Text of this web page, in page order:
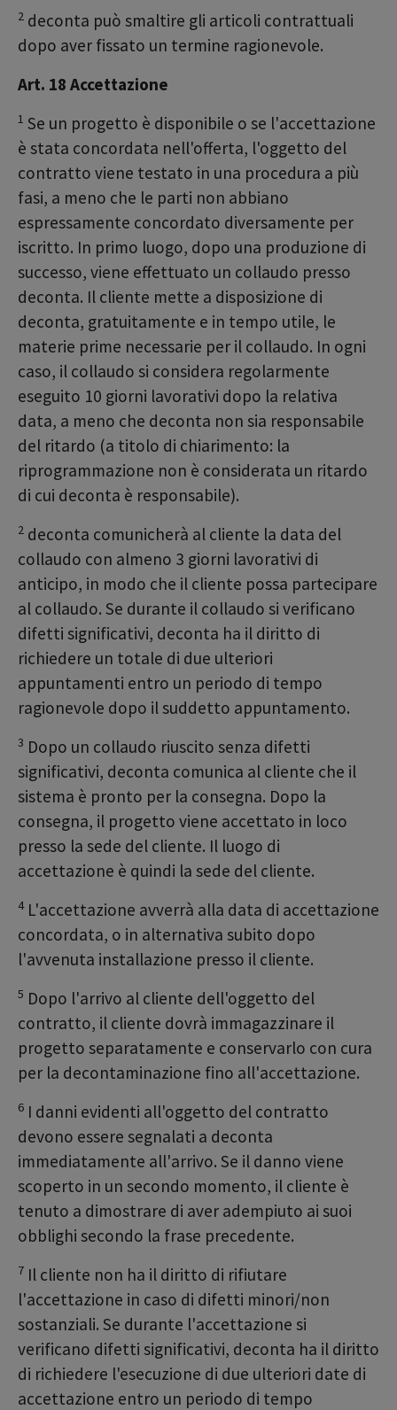
2 deconta può smaltire gli articoli contrattuali
dopo aver fissato un termine ragionevole.
Art. 18 Accettazione
1 Se un progetto è disponibile o se l'accettazione
è stata concordata nell'offerta, l'oggetto del
contratto viene testato in una procedura a più
fasi, a meno che le parti non abbiano
espressamente concordato diversamente per
iscritto. In primo luogo, dopo una produzione di
successo, viene effettuato un collaudo presso
deconta. Il cliente mette a disposizione di
deconta, gratuitamente e in tempo utile, le
materie prime necessarie per il collaudo. In ogni
caso, il collaudo si considera regolarmente
eseguito 10 giorni lavorativi dopo la relativa
data, a meno che deconta non sia responsabile
del ritardo (a titolo di chiarimento: la
riprogrammazione non è considerata un ritardo
di cui deconta è responsabile).
2 deconta comunicherà al cliente la data del
collaudo con almeno 3 giorni lavorativi di
anticipo, in modo che il cliente possa partecipare
al collaudo. Se durante il collaudo si verificano
difetti significativi, deconta ha il diritto di
richiedere un totale di due ulteriori
appuntamenti entro un periodo di tempo
ragionevole dopo il suddetto appuntamento.
3 Dopo un collaudo riuscito senza difetti
significativi, deconta comunica al cliente che il
sistema è pronto per la consegna. Dopo la
consegna, il progetto viene accettato in loco
presso la sede del cliente. Il luogo di
accettazione è quindi la sede del cliente.
4L'accettazione avverrà alla data di accettazione
concordata, o in alternativa subito dopo
l'avvenuta installazione presso il cliente.
5 Dopo l'arrivo al cliente dell'oggetto del
contratto, il cliente dovrà immagazzinare il
progetto separatamente e conservarlo con cura
per la decontaminazione fino all'accettazione.
6 I danni evidenti all'oggetto del contratto
devono essere segnalati a deconta
immediatamente all'arrivo. Se il danno viene
scoperto in un secondo momento, il cliente è
tenuto a dimostrare di aver adempiuto ai suoi
obblighi secondo la frase precedente.
7 Il cliente non ha il diritto di rifiutare
l'accettazione in caso di difetti minori/non
sostanziali. Se durante l'accettazione si
verificano difetti significativi, deconta ha il diritto
di richiedere l'esecuzione di due ulteriori date di
accettazione entro un periodo di tempo